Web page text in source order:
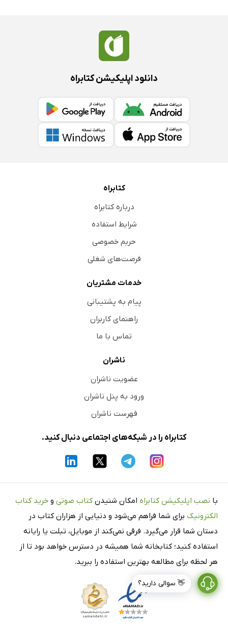
👋 سوالی دارید؟
دانلود اپلیکیشن کتابراه
کتابراه
درباره کتابراه
شرایط استفاده
حریم خصوصی
فرصت‌های شغلی
خدمات مشتریان
پیام به پشتیبانی
راهنمای کاربران
تماس با ما
ناشران
عضویت ناشران
ورود به پنل ناشران
فهرست ناشران
کتابراه را در شبکه‌های اجتماعی دنبال کنید.
با نصب اپلیکیشن کتابراه امکان شنیدن کتاب صوتی و خرید کتاب
الکترونیک برای شما فراهم می‌شود و دنیایی از هزاران کتاب در
دستان شما قرار می‌گیرد. فرقی نمی‌کند از موبایل، تبلت یا رایانه
استفاده کنید؛ کتابخانه شما همیشه در دسترس خواهد بود تا از
هر لحظه برای مطالعه بهترین استفاده را ببرید.